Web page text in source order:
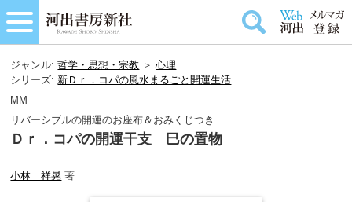
ジャンル:哲学・思想・宗教 ＞心理
シリーズ: 新Ｄｒ．コパの風水まるごと開運生活
MM
リバーシブルの開運のお座布＆おみくじつき
Ｄｒ．コパの開運干支 巳の置物
小林 祥晃 著